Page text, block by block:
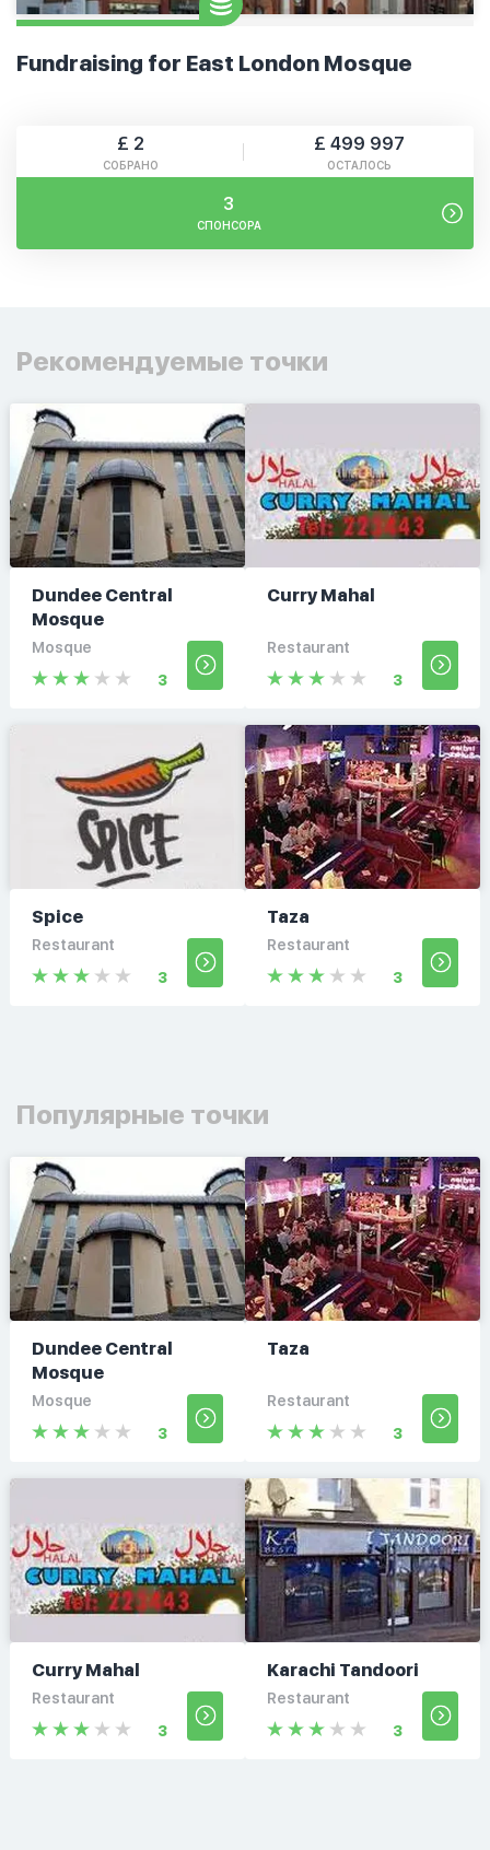
Fundraising for East London Mosque
£ 2
СОБРАНО
£ 499 997
ОСТАЛОСЬ
3
СПОНСОРА
Рекомендуемые точки
Dundee Central
Mosque
Mosque
3
Curry Mahal
Restaurant
3
Spice
Restaurant
3
Taza
Restaurant
3
Популярные точки
Dundee Central
Mosque
Mosque
3
Taza
Restaurant
3
Curry Mahal
Restaurant
3
Karachi Tandoori
Restaurant
3